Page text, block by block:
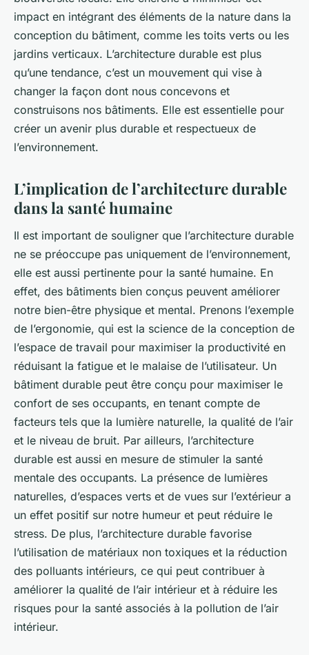
impact en intégrant des éléments de la nature dans la
conception du bâtiment, comme les toits verts ou les
jardins verticaux. L’architecture durable est plus
qu’une tendance, c’est un mouvement qui vise à
changer la façon dont nous concevons et
construisons nos bâtiments. Elle est essentielle pour
créer un avenir plus durable et respectueux de
l’environnement.
L’implication de l’architecture durable
dans la santé humaine
Il est important de souligner que l’architecture durable
ne se préoccupe pas uniquement de l’environnement,
elle est aussi pertinente pour la santé humaine. En
effet, des bâtiments bien conçus peuvent améliorer
notre bien-être physique et mental. Prenons l’exemple
de l’ergonomie, qui est la science de la conception de
l’espace de travail pour maximiser la productivité en
réduisant la fatigue et le malaise de l’utilisateur. Un
bâtiment durable peut être conçu pour maximiser le
confort de ses occupants, en tenant compte de
facteurs tels que la lumière naturelle, la qualité de l’air
et le niveau de bruit. Par ailleurs, l’architecture
durable est aussi en mesure de stimuler la santé
mentale des occupants. La présence de lumières
naturelles, d’espaces verts et de vues sur l’extérieur a
un effet positif sur notre humeur et peut réduire le
stress. De plus, l’architecture durable favorise
l’utilisation de matériaux non toxiques et la réduction
des polluants intérieurs, ce qui peut contribuer à
améliorer la qualité de l’air intérieur et à réduire les
risques pour la santé associés à la pollution de l’air
intérieur.